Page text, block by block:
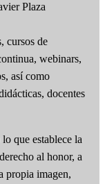
Plaza
cursos de
webinars,
así como
docentes
que establece la
al honor, a
propia imagen,